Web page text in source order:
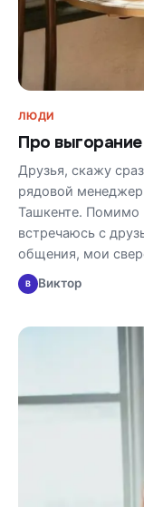
ЛЮДИ
Про
Друзья, скажу
рядовой
Ташкенте. Помимо
встречаюсь с
общения, мои
В Виктор